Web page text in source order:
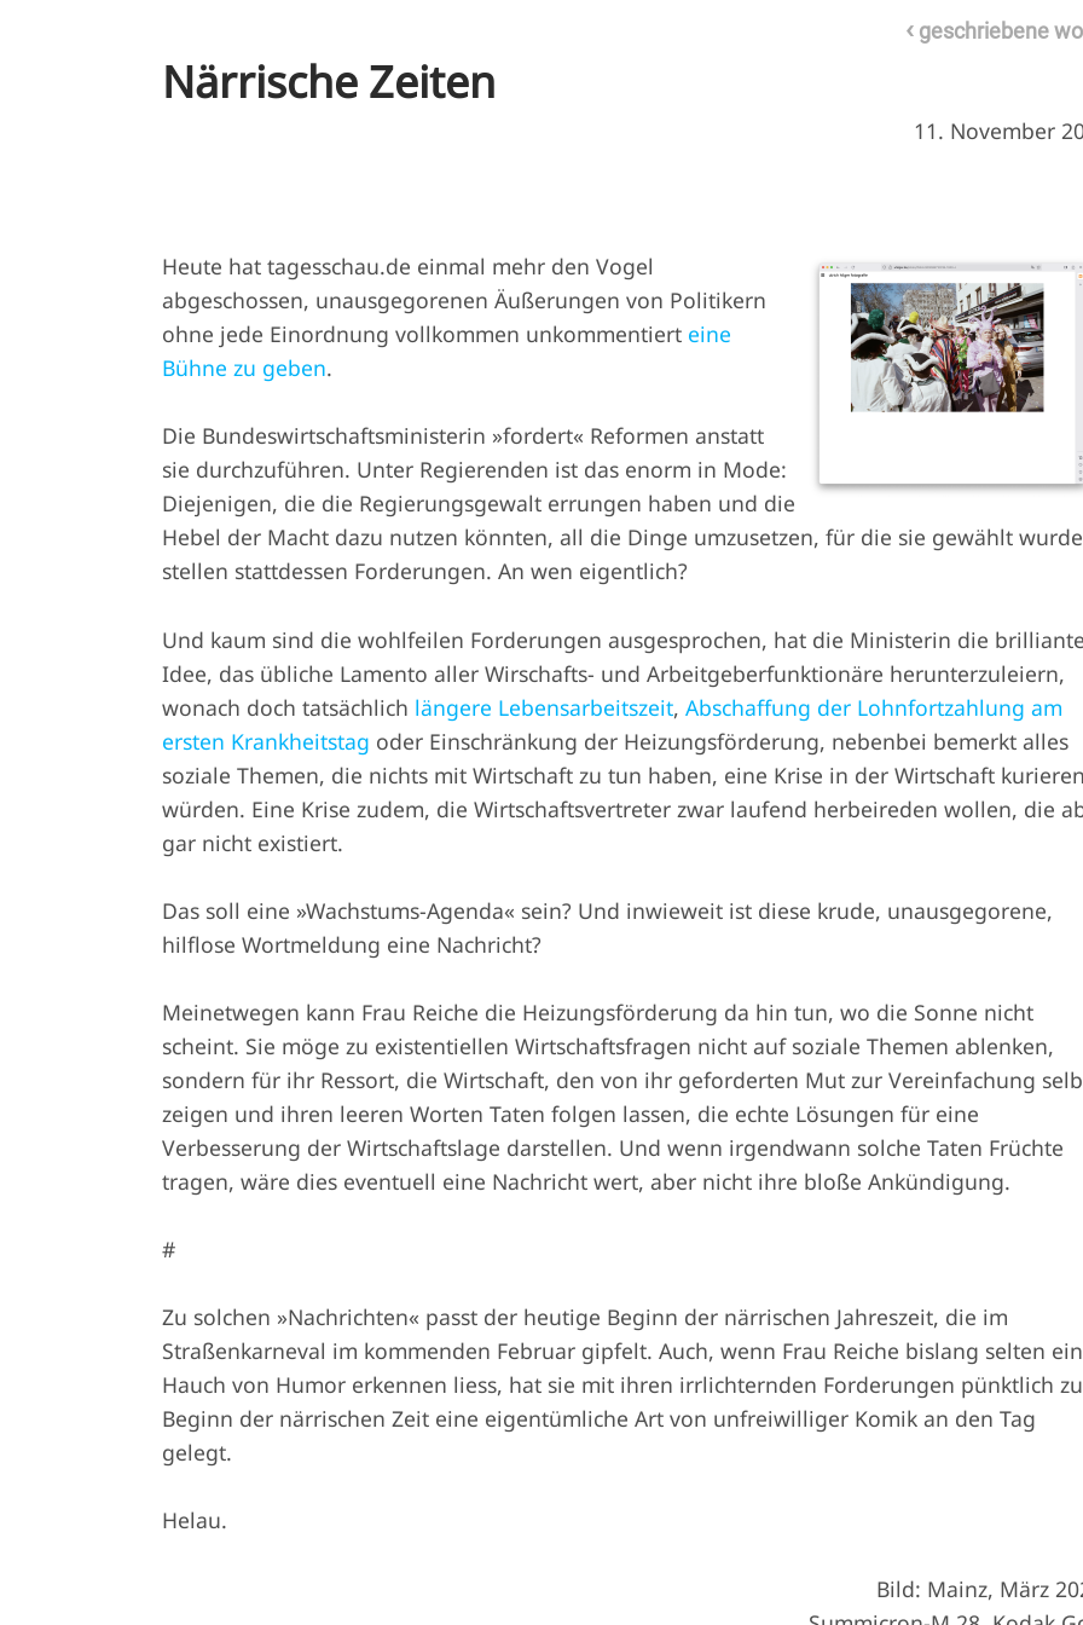
‹ geschriebene
Närrische Zeiten
11. November
Heute hat tagesschau.de einmal mehr den Vogel
abgeschossen, unausgegorenen Äußerungen von Politikern
ohne jede Einordnung vollkommen unkommentiert eine
Bühne zu geben.
Die Bundeswirtschaftsministerin »fordert« Reformen anstatt
sie durchzuführen. Unter Regierenden ist das enorm in Mode:
Diejenigen, die die Regierungsgewalt errungen haben und die
Hebel der Macht dazu nutzen könnten, all die Dinge umzusetzen, für die sie gewählt
stellen stattdessen Forderungen. An wen eigentlich?
Und kaum sind die wohlfeilen Forderungen ausgesprochen, hat die Ministerin die brilliante
Idee, das übliche Lamento aller Wirschafts- und Arbeitgeberfunktionäre herunterzuleiern,
wonach doch tatsächlich längere Lebensarbeitszeit,Abschaffung der Lohnfortzahlung am
ersten Krankheitstag oder Einschränkung der Heizungsförderung, nebenbei bemerkt alles
soziale Themen, die nichts mit Wirtschaft zu tun haben, eine Krise in der Wirtschaft kurieren
würden. Eine Krise zudem, die Wirtschaftsvertreter zwar laufend herbeireden wollen, die
gar nicht existiert.
Das soll eine »Wachstums-Agenda« sein? Und inwieweit ist diese krude, unausgegorene,
hilflose Wortmeldung eine Nachricht?
Meinetwegen kann Frau Reiche die Heizungsförderung da hin tun, wo die Sonne nicht
scheint. Sie möge zu existentiellen Wirtschaftsfragen nicht auf soziale Themen ablenken,
sondern für ihr Ressort, die Wirtschaft, den von ihr geforderten Mut zur Vereinfachung
zeigen und ihren leeren Worten Taten folgen lassen, die echte Lösungen für eine
Verbesserung der Wirtschaftslage darstellen. Und wenn irgendwann solche Taten Früchte
tragen, wäre dies eventuell eine Nachricht wert, aber nicht ihre bloße Ankündigung.
#
Zu solchen »Nachrichten« passt der heutige Beginn der närrischen Jahreszeit, die im
Straßenkarneval im kommenden Februar gipfelt. Auch, wenn Frau Reiche bislang selten
Hauch von Humor erkennen liess, hat sie mit ihren irrlichternden Forderungen pünktlich
Beginn der närrischen Zeit eine eigentümliche Art von unfreiwilliger Komik an den Tag
gelegt.
Helau.
Bild: Mainz, März